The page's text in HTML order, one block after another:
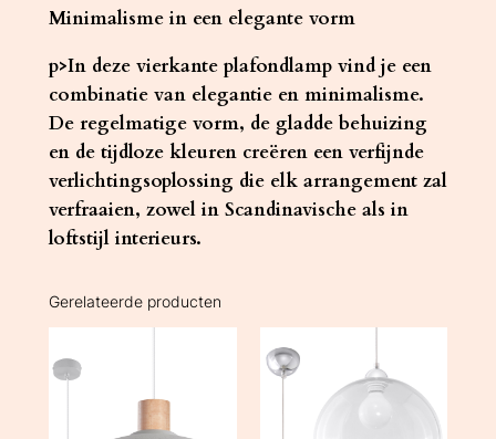
Minimalisme in een elegante vorm
p>In deze vierkante plafondlamp vind je een
combinatie van elegantie en minimalisme.
De regelmatige vorm, de gladde behuizing
en de tijdloze kleuren creëren een verfijnde
verlichtingsoplossing die elk arrangement zal
verfraaien, zowel in Scandinavische als in
loftstijl interieurs.
Gerelateerde producten